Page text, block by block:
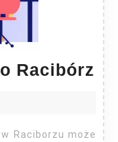
Racibórz